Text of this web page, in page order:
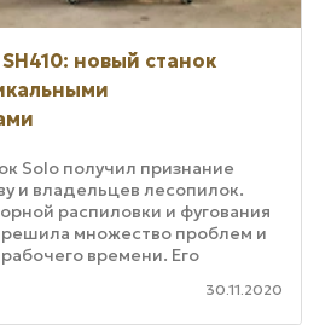
новый станок
Solo получил признание
и владельцев лесопилок.
распиловки и фугования
множество проблем и
времени. Его
Soloplaner ...
30.11.2020